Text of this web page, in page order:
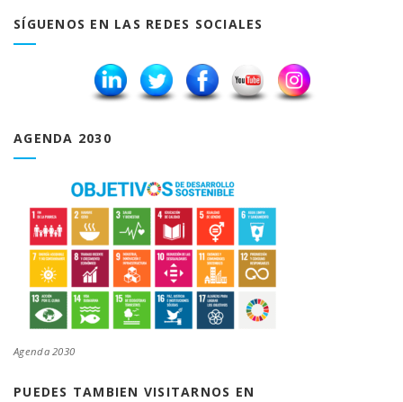
SÍGUENOS EN LAS REDES SOCIALES
AGENDA 2030
Agenda 2030
PUEDES TAMBIEN VISITARNOS EN